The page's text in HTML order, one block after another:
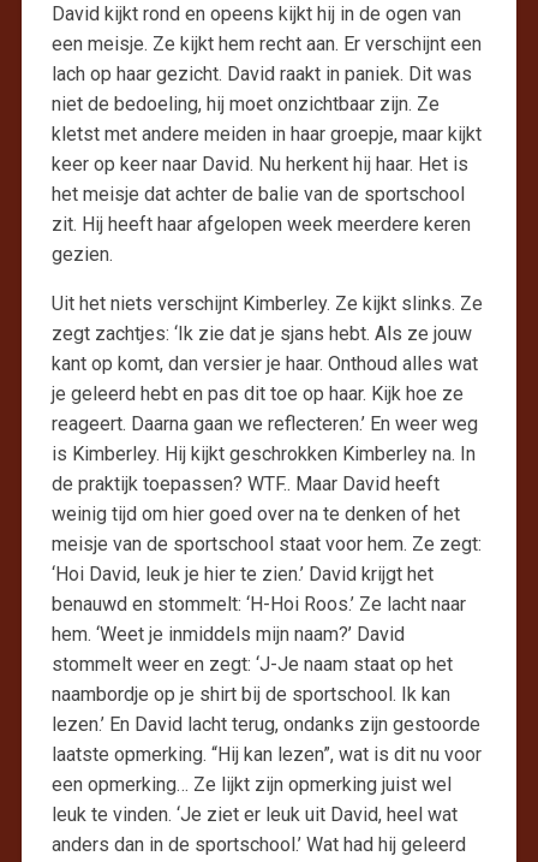
David kijkt rond en opeens kijkt hij in de ogen van
een meisje. Ze kijkt hem recht aan. Er verschijnt een
lach op haar gezicht. David raakt in paniek. Dit was
niet de bedoeling, hij moet onzichtbaar zijn. Ze
kletst met andere meiden in haar groepje, maar kijkt
keer op keer naar David. Nu herkent hij haar. Het is
het meisje dat achter de balie van de sportschool
zit. Hij heeft haar afgelopen week meerdere keren
gezien.
Uit het niets verschijnt Kimberley. Ze kijkt slinks. Ze
zegt zachtjes: ‘Ik zie dat je sjans hebt. Als ze jouw
kant op komt, dan versier je haar. Onthoud alles wat
je geleerd hebt en pas dit toe op haar. Kijk hoe ze
reageert. Daarna gaan we reflecteren.’ En weer weg
is Kimberley. Hij kijkt geschrokken Kimberley na. In
de praktijk toepassen? WTF.. Maar David heeft
weinig tijd om hier goed over na te denken of het
meisje van de sportschool staat voor hem. Ze zegt:
‘Hoi David, leuk je hier te zien.’ David krijgt het
benauwd en stommelt: ‘H-Hoi Roos.’ Ze lacht naar
hem. ‘Weet je inmiddels mijn naam?’ David
stommelt weer en zegt: ‘J-Je naam staat op het
naambordje op je shirt bij de sportschool. Ik kan
lezen.’ En David lacht terug, ondanks zijn gestoorde
laatste opmerking. “Hij kan lezen”, wat is dit nu voor
een opmerking… Ze lijkt zijn opmerking juist wel
leuk te vinden. ‘Je ziet er leuk uit David, heel wat
anders dan in de sportschool.’ Wat had hij geleerd